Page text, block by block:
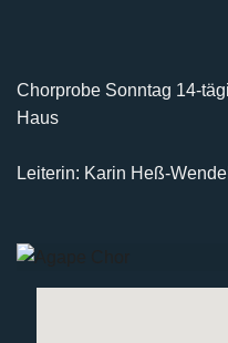
Chorprobe Sonntag 14-
Haus
Leiterin: Karin Heß-